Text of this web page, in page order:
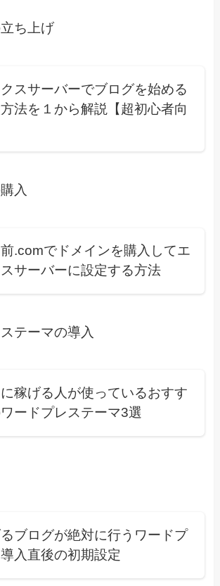
ち上げ
スサーバーでブログを始める
法を１から解説【超初心者向
入
.comでドメインを購入してエ
サーバーに設定する方法
テーマの導入
稼げる人が使っているおすす
ードプレステーマ3選
ブログが絶対に行うワードプ
入直後の初期設定